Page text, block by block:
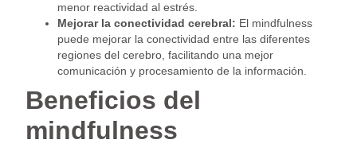
menor reactividad al estrés.
Mejorar la conectividad cerebral: El mindfulness
puede mejorar la conectividad entre las diferentes
regiones del cerebro, facilitando una mejor
comunicación y procesamiento de la información.
Beneficios del
mindfulness